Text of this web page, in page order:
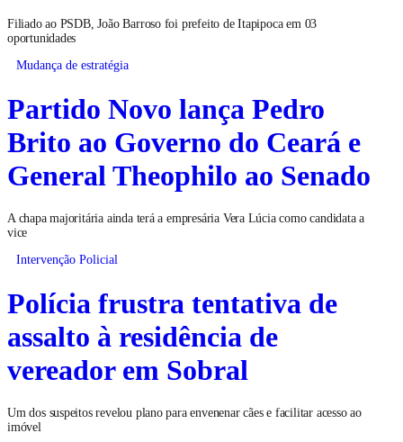
Filiado ao PSDB, João Barroso foi prefeito de Itapipoca em 03
oportunidades
Mudança de estratégia
Partido Novo lança Pedro
Brito ao Governo do Ceará e
General Theophilo ao Senado
A chapa majoritária ainda terá a empresária Vera Lúcia como candidata a
vice
Intervenção Policial
Polícia frustra tentativa de
assalto à residência de
vereador em Sobral
Um dos suspeitos revelou plano para envenenar cães e facilitar acesso ao
imóvel